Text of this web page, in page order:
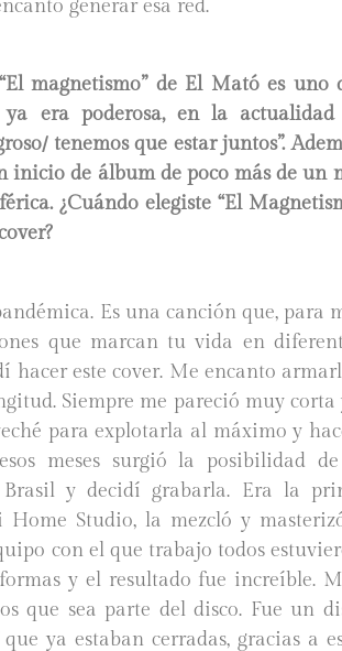
generar esa red.
magnetismo” de El Mató es uno
era poderosa, en la actualidad
tenemos que estar juntos”.
inicio de álbum de poco más de un
¿Cuándo elegiste “El
Es una canción que, para
que marcan tu vida en
hacer este cover. Me encanto
Siempre me pareció muy corta
para explotarla al máximo y
meses surgió la posibilidad
y decidí grabarla. Era la
Studio, la mezcló y
con el que trabajo todos
y el resultado fue increíble.
que sea parte del disco. Fue un
ya estaban cerradas, gracias a